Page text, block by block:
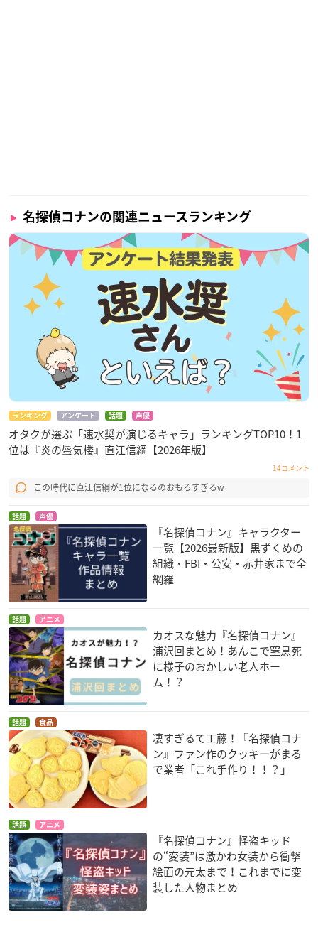
名探偵コナンの関連ニュースランキング
ランキング アンケート 話題 声優
オタクが選ぶ「速水奨が演じるキャラ」ランキングTOP10！1
位は『炎の蜃気楼』直江信綱【2026年版】
14コメント
この時代に直江信綱が1位になるのおもろすぎるw
話題 声優
『名探偵コナン』キャラクター
一覧【2026最新版】黒ずくめの
組織・FBI・公安・赤井家まで全
網羅
話題 アニメ
カオスな魅力『名探偵コナン』
浦沢回まとめ！あんこで窒息死
に様子のおかしい老人ホー
ム！？
話題 食品
凄すぎるて工藤！『名探偵コナ
ン』ファン作のクッキーがまる
で業者「これ手作り！！？」
話題 アニメ
『名探偵コナン』怪盗キッド
の“変装”は激かわ女装から衝撃
絵面の元太まで！これまでに変
装した人物まとめ